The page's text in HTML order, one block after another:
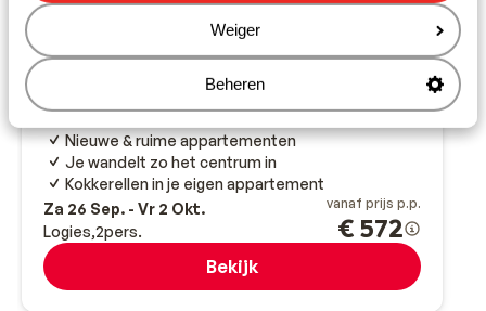
Weiger
Beheren
Fantastisch
Appartementen Pecora Nera
Lixouri Kefalonia Griekenland
Nieuwe & ruime appartementen
Je wandelt zo het centrum in
Kokkerellen in je eigen appartement
Za 26 Sep. - Vr 2 Okt.
Logies 2pers.
vanaf prijs p.p.
€ 572
Bekijk